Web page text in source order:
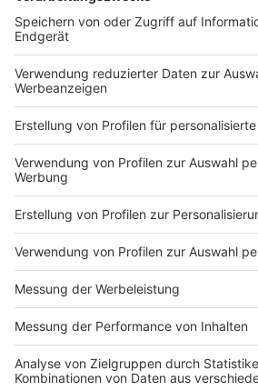
exklusiv in seinen Kitchen Club ein.
er uns täglich mit raffinierten
uns mit in seine Küche und weiht uns
Geheimnisse eines bekannten
Kitchen Club by Nelson Müller ist
Gourmets und Gourmüsen. Für alle
wissen, dass Kardamom ein Gewürz
Ersatzteil fürs Auto. Das ist
Extraklasse. Feinste Küche, die man
kann. Serviert in eurem
oder wie Nelson es sagt: "Macht
schmeckt!"
Nelson Müller live erleben? Hier
Terminen
Anzeige